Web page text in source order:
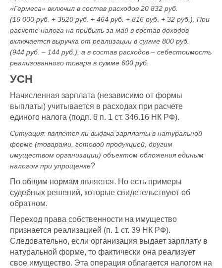
«Гермеса» включил в состав расходов 20 832 руб.
(16 000 руб. + 3520 руб. + 464 руб. + 816 руб. + 32 руб.). При
расчете налога на прибыль за май в состав доходов
включается выручка от реализации в сумме 800 руб.
(944 руб. – 144 руб.), а в состав расходов – себестоимость
реализованного товара в сумме 600 руб.
УСН
Начисленная зарплата (независимо от формы
выплаты) учитывается в расходах при расчете
единого налога (подп. 6 п. 1 ст. 346.16 НК РФ).
Ситуация: является ли выдача зарплаты в натуральной
форме (товарами, готовой продукцией, другим
имуществом организации) объектом обложения единым
налогом при упрощенке?
По общим нормам является. Но есть примеры
судебных решений, которые свидетельствуют об
обратном.
Переход права собственности на имущество
признается реализацией (п. 1 ст. 39 НК РФ).
Следовательно, если организация выдает зарплату в
натуральной форме, то фактически она реализует
свое имущество. Эта операция облагается налогом на